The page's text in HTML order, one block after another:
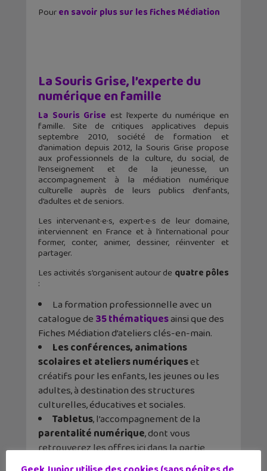
Pouren savoir plus sur les fiches Médiation
La Souris Grise, l’experte du
numérique en famille
La Souris Grise est l’experte du numérique en
famille. Site de critiques applicatives depuis
septembre 2010, société de formation et
d’animation depuis 2012, la Souris Grise propose
aux professionnels de la culture, du social, de
l’enseignement et de la jeunesse, un
accompagnement à la médiation numérique
culturelle auprès de leurs publics d’enfants,
d’adultes et de seniors.
Les intervenant·e·s, expert·e·s de leur domaine,
interviennent en France et à l’international pour
former, conter, animer, dessiner, réinventer et
partager.
Les activités s’organisent autour de quatre pôles
:
La formation professionnelle avec un
catalogue de35 thématiquesainsi que des
Fiches Médiation d’ateliers clés-en-main.
Les conférences, animations
scolaires et ateliers numériqueset
créatifs pour les enfants, les jeunes ou les
adultes, à destination des structures
culturelles, éducatives et sociales.
Tabletus, l’accompagnement de la
parentalité numérique, dont vous
retrouverez les offres ici dans la partie
Formations et Animations.